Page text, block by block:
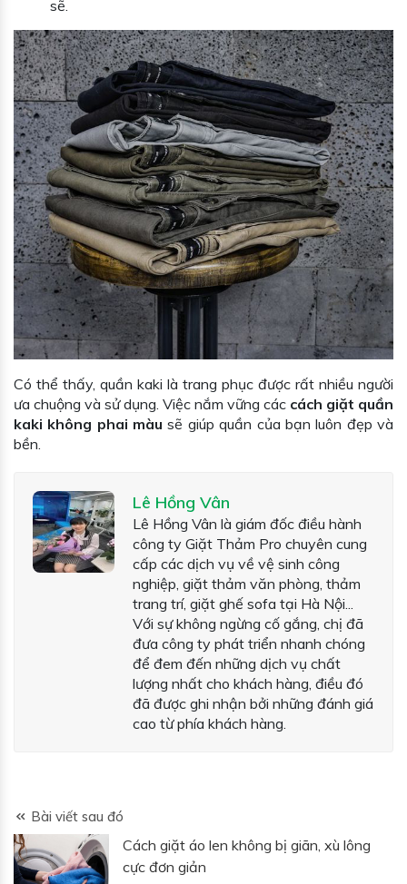
sẽ.
Có thể thấy, quần kaki là trang phục được rất nhiều người
ưa chuộng và sử dụng. Việc nắm vững các cách giặt quần
kaki không phai màu sẽ giúp quần của bạn luôn đẹp và
bền.
Lê Hồng Vân
Lê Hồng Vân là giám đốc điều hành
công ty Giặt Thảm Pro chuyên cung
cấp các dịch vụ về vệ sinh công
nghiệp, giặt thảm văn phòng, thảm
trang trí, giặt ghế sofa tại Hà Nội...
Với sự không ngừng cố gắng, chị đã
đưa công ty phát triển nhanh chóng
để đem đến những dịch vụ chất
lượng nhất cho khách hàng, điều đó
đã được ghi nhận bởi những đánh giá
cao từ phía khách hàng.
Bài viết sau đó
Cách giặt áo len không bị giãn, xù lông
cực đơn giản